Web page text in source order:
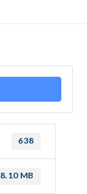
638
8.10 MB